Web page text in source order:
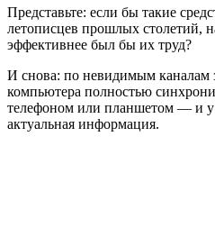
Представьте: если бы такие
летописцев прошлых столетий,
эффективнее был бы их труд?
И снова: по невидимым каналам
компьютера полностью
телефоном или планшетом — и у
актуальная информация.